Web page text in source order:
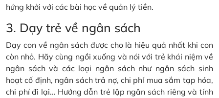
hứng khởi với các bài học về quản lý tiền.
3. Dạy trẻ về ngân sách
Dạy con về ngân sách được cho là hiệu quả nhất khi con
còn nhỏ. Hãy cùng ngồi xuống và nói với trẻ khái niệm về
ngân sách và các loại ngân sách như ngân sách sinh
hoạt cố định, ngân sách trả nợ, chi phí mua sắm tạp hóa,
chi phí đi lại… Hướng dẫn trẻ lập ngân sách riêng và tính